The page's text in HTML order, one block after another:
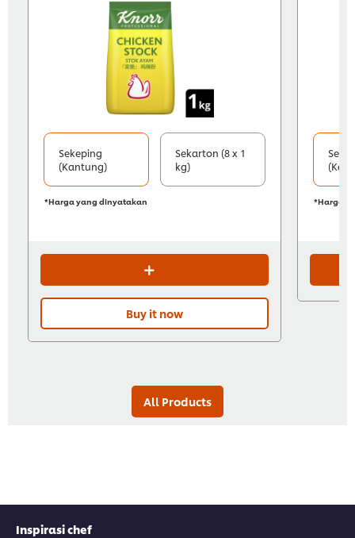
Sekeping
(Kantung)
Sekarton (8 x 1
kg)
*Harga yang dinyatakan
Buy it now
*Harga
All Products
Inspirasi chef